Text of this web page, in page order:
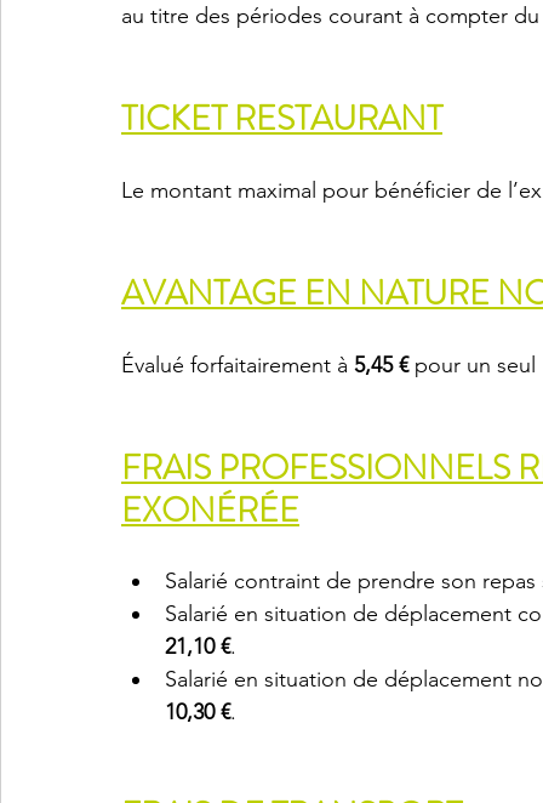
au titre des périodes courant à compter du
TICKET RESTAURANT
Le montant maximal pour bénéficier de
AVANTAGE EN NATURE
Évalué forfaitairement à 5,45 € pour un seul
FRAIS PROFESSIONNELS
EXONÉRÉE
Salarié contraint de prendre son
Salarié en situation de déplacement
21,10 €.
Salarié en situation de déplacement
10,30 €.